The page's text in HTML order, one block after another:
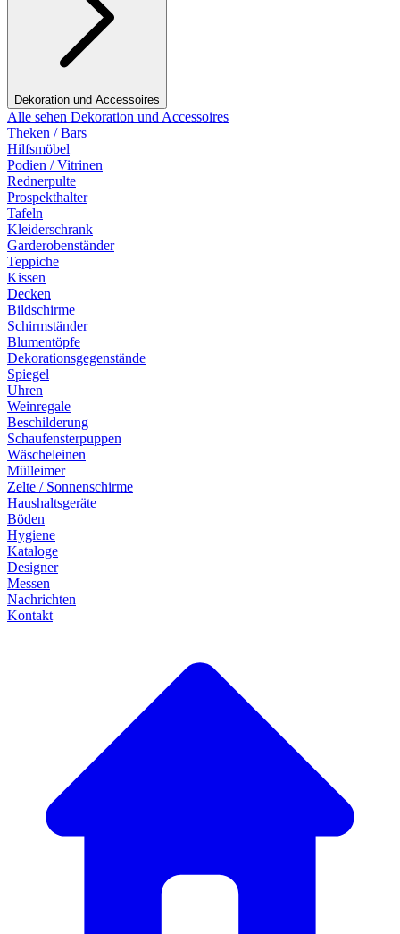
Dekoration und Accessoires
Alle sehen Dekoration und Accessoires
Theken / Bars
Hilfsmöbel
Podien / Vitrinen
Rednerpulte
Prospekthalter
Tafeln
Kleiderschrank
Garderobenständer
Teppiche
Kissen
Decken
Bildschirme
Schirmständer
Blumentöpfe
Dekorationsgegenstände
Spiegel
Uhren
Weinregale
Beschilderung
Schaufensterpuppen
Wäscheleinen
Mülleimer
Zelte / Sonnenschirme
Haushaltsgeräte
Böden
Hygiene
Kataloge
Designer
Messen
Nachrichten
Kontakt